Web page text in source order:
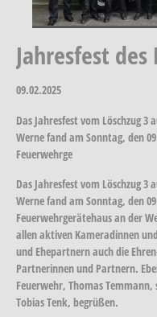
Jahresfest des
09.02.2025
Das Jahresfest vom Löschzug
Werne fand am Sonntag, den
Feuerwehrge
Das Jahresfest vom Löschzug
Werne fand am Sonntag, den
Feuerwehrgerätehaus an der
allen aktiven Kameradinnen
und Ehepartnern auch die
Partnerinnen und Partnern.
Feuerwehr, Thomas
Tobias Tenk, begrüßen.